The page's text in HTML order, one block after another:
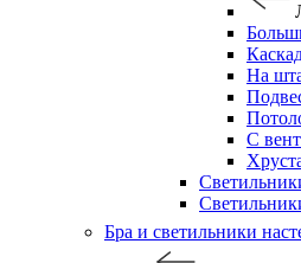
На
С
Бра и светильники